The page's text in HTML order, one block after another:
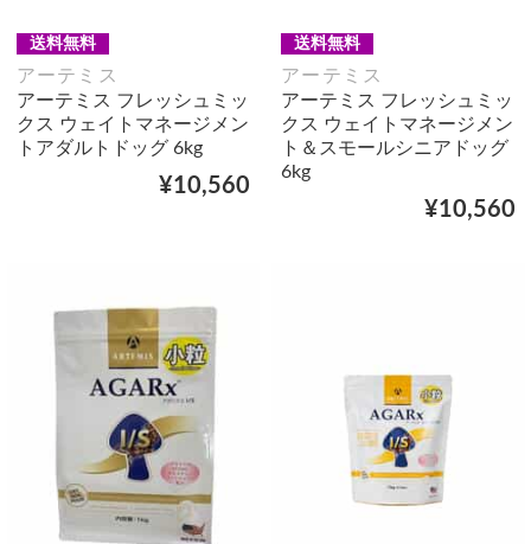
送料無料
アーテミス
アーテミス フレッシュミッ
クス ウェイトマネージメン
トアダルトドッグ 6kg
¥10,560
送料無料
アーテミス
アーテミス フレッシュミッ
クス ウェイトマネージメン
ト＆スモールシニアドッグ
6kg
¥10,560